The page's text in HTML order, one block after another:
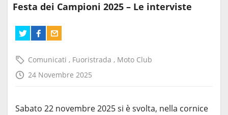
Festa dei Campioni 2025 – Le interviste
Comunicati , Fuoristrada , Moto Club
24 Novembre 2025
Sabato 22 novembre 2025 si è svolta, nella cornice